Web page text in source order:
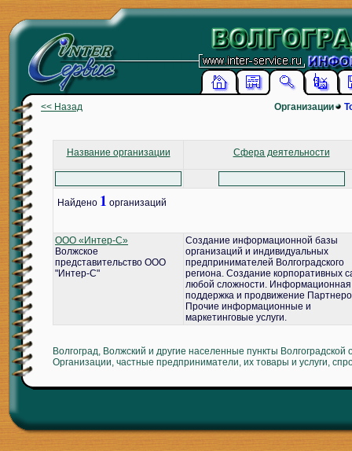
<< Назад Организации
Название организации Сфера деятельности
Найдено 1 организаций
ООО «Интер-С»
Волжское
представительство ООО
"Интер-С"
Создание информационной базы
организаций и индивидуальных
предпринимателей Волгоградского
региона. Создание корпоративных
любой сложности. Информационная
поддержка и продвижение
Прочие информационные и
маркетинговые услуги.
Волгоград, Волжский и другие населенные пункты Волгоградской
Организации, частные предприниматели, их товары и услуги,